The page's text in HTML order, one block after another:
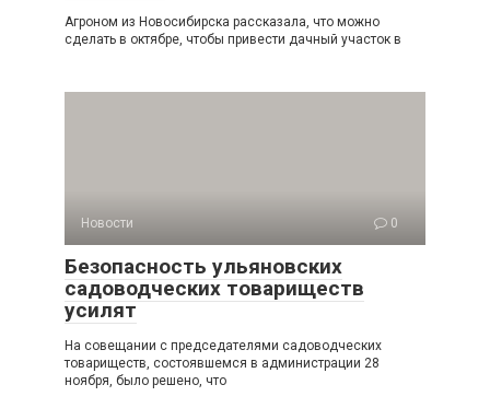
Агроном из Новосибирска рассказала, что можно
сделать в октябре, чтобы привести дачный участок в
Новости 0
Безопасность ульяновских
садоводческих товариществ
усилят
На совещании с председателями садоводческих
товариществ, состоявшемся в администрации 28
ноября, было решено, что